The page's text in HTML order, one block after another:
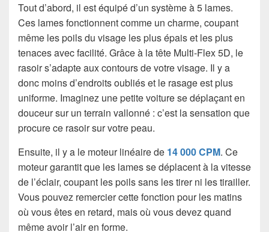
Tout d’abord, il est équipé d’un système à 5 lames.
Ces lames fonctionnent comme un charme, coupant
même les poils du visage les plus épais et les plus
tenaces avec facilité. Grâce à la tête Multi-Flex 5D, le
rasoir s’adapte aux contours de votre visage. Il y a
donc moins d’endroits oubliés et le rasage est plus
uniforme. Imaginez une petite voiture se déplaçant en
douceur sur un terrain vallonné : c’est la sensation que
procure ce rasoir sur votre peau.
Ensuite, il y a le moteur linéaire de 14 000 CPM. Ce
moteur garantit que les lames se déplacent à la vitesse
de l’éclair, coupant les poils sans les tirer ni les tirailler.
Vous pouvez remercier cette fonction pour les matins
où vous êtes en retard, mais où vous devez quand
même avoir l’air en forme.